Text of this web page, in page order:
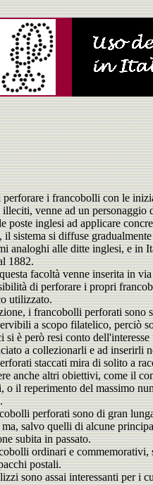
i francobolli con le
venne ad un personaggio
poste inglesi ad applicare
sistema si diffuse
analoghi alle ditte inglesi, e in
1882.
facoltà venne inserita in
di perforare i propri
utilizzato.
i francobolli perforati sono
a scopo filatelico, perciò
è però resi conto
a collezionarli e ad inserirli
staccati mira di solito a
anche altri obiettivi, come il
o il reperimento del massimo
perforati sono di gran
salvo quelli di alcune
subita in passato.
ordinari e
postali.
sono assai interessanti per i